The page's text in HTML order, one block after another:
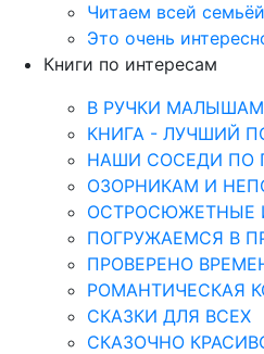
Читаем всей семьёй
Это очень
Книги по интересам
В РУЧКИ МАЛЫШАМ
КНИГА - ЛУЧШИЙ
НАШИ СОСЕДИ ПО
ОЗОРНИКАМ И
ОСТРОСЮЖЕТНЫЕ
ПОГРУЖАЕМСЯ В
ПРОВЕРЕНО
РОМАНТИЧЕСКАЯ
СКАЗКИ ДЛЯ ВСЕХ
СКАЗОЧНО